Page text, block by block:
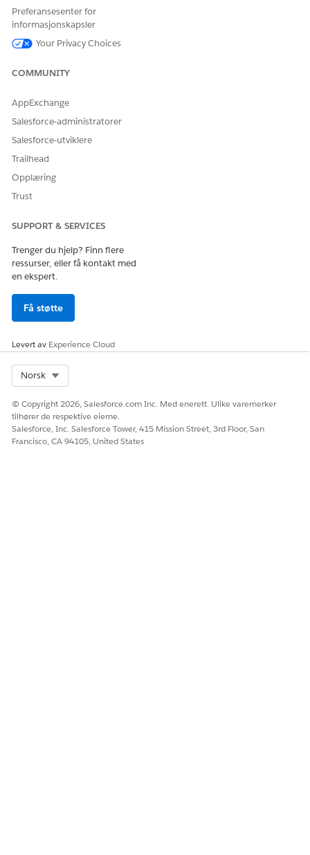
La oss få vite det slik at vi kan forbedre!
Preferansesenter for
informasjonskapsler
Your Privacy Choices
COMMUNITY
AppExchange
Salesforce-administratorer
Salesforce-utviklere
Trailhead
Opplæring
Trust
SUPPORT & SERVICES
Trenger du hjelp? Finn flere
ressurser, eller få kontakt med
en ekspert.
Få støtte
Levert av Experience Cloud
Norsk
© Copyright 2026, Salesforce.com Inc. Med enerett. Ulike varemerker
tilhører de respektive eierne.
Salesforce, Inc. Salesforce Tower, 415 Mission Street, 3rd Floor, San
Francisco, CA 94105, United States